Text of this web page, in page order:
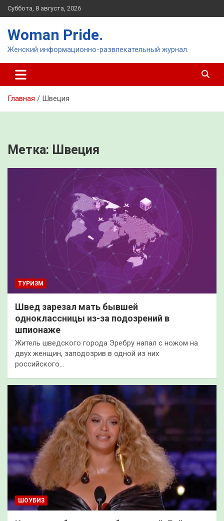
Перейти
к
Суббота, 8 августа, 2026
Woman Pride.
Женский информационно-развлекательный журнал.
Главная Швеция
Метка: Швеция
ТУРИЗМ
Швед зарезал мать бывшей
одноклассницы из-за подозрений в
шпионаже
Житель шведского города Эребру напал с ножом на
двух женщин, заподозрив в одной из них
российского…
ШОУБИЗ